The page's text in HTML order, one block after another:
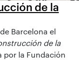
de la
Barcelona el
de la
por la Fundación